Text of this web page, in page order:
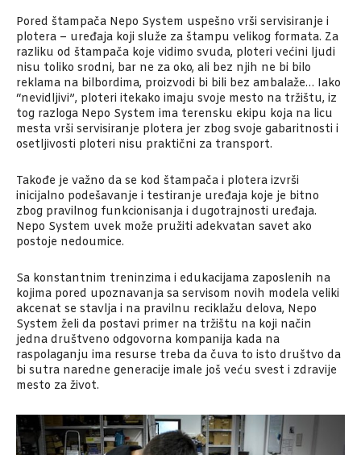
Pored štampača Nepo System uspešno vrši servisiranje i
plotera – uređaja koji služe za štampu velikog formata. Za
razliku od štampača koje vidimo svuda, ploteri većini ljudi
nisu toliko srodni, bar ne za oko, ali bez njih ne bi bilo
reklama na bilbordima, proizvodi bi bili bez ambalaže… Iako
“nevidljivi”, ploteri itekako imaju svoje mesto na tržištu, iz
tog razloga Nepo System ima terensku ekipu koja na licu
mesta vrši servisiranje plotera jer zbog svoje gabaritnosti i
osetljivosti ploteri nisu praktični za transport.
Takođe je važno da se kod štampača i plotera izvrši
inicijalno podešavanje i testiranje uređaja koje je bitno
zbog pravilnog funkcionisanja i dugotrajnosti uređaja.
Nepo System uvek može pružiti adekvatan savet ako
postoje nedoumice.
Sa konstantnim treninzima i edukacijama zaposlenih na
kojima pored upoznavanja sa servisom novih modela veliki
akcenat se stavlja i na pravilnu reciklažu delova, Nepo
System želi da postavi primer na tržištu na koji način
jedna društveno odgovorna kompanija kada na
raspolaganju ima resurse treba da čuva to isto društvo da
bi sutra naredne generacije imale još veću svest i zdravije
mesto za život.